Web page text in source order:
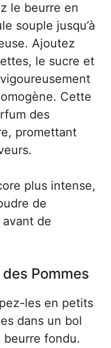
le beurre en
souple jusqu’à
Ajoutez
le sucre et
Cette
des
promettant
plus intense,
de
de
Pommes
les en petits
dans un bol
fondu.